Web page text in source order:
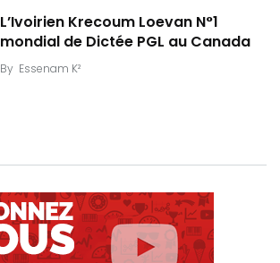
L’Ivoirien Krecoum Loevan N°1
mondial de Dictée PGL au Canada
By Essenam K²